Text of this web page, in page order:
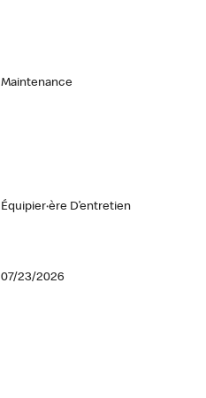
Maintenance
Équipier·ère D’entretien
07/23/2026